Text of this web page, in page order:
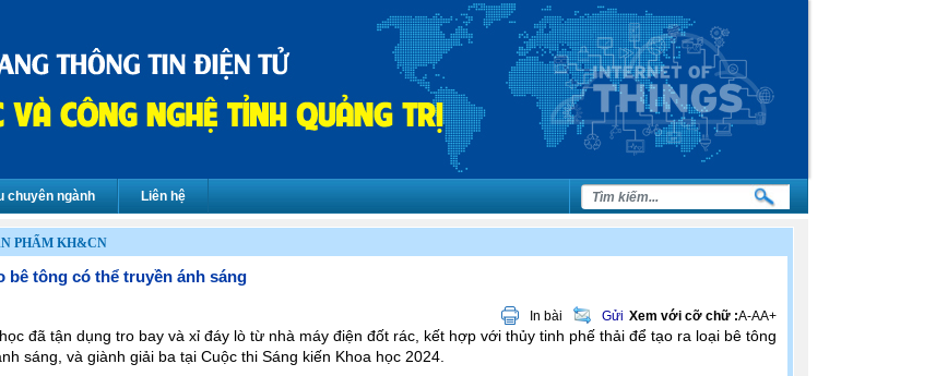
chuyên ngành Liên hệ
PHẨM KH&CN
bê tông có thể truyền ánh sáng
In bài Gửi Xem với cỡ chữ :A-AA+
đã tận dụng tro bay và xỉ đáy lò từ nhà máy điện đốt rác, kết hợp với thủy tinh phế thải để tạo ra loại bê tông
sáng, và giành giải ba tại Cuộc thi Sáng kiến Khoa học 2024.